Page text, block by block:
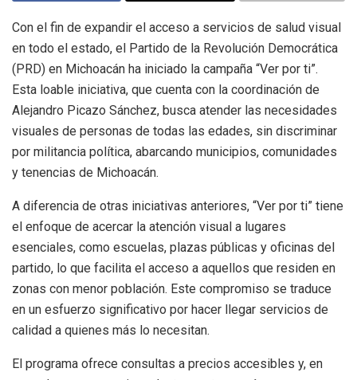
Con el fin de expandir el acceso a servicios de salud visual
en todo el estado, el Partido de la Revolución Democrática
(PRD) en Michoacán ha iniciado la campaña “Ver por ti”.
Esta loable iniciativa, que cuenta con la coordinación de
Alejandro Picazo Sánchez, busca atender las necesidades
visuales de personas de todas las edades, sin discriminar
por militancia política, abarcando municipios, comunidades
y tenencias de Michoacán.
A diferencia de otras iniciativas anteriores, “Ver por ti” tiene
el enfoque de acercar la atención visual a lugares
esenciales, como escuelas, plazas públicas y oficinas del
partido, lo que facilita el acceso a aquellos que residen en
zonas con menor población. Este compromiso se traduce
en un esfuerzo significativo por hacer llegar servicios de
calidad a quienes más lo necesitan.
El programa ofrece consultas a precios accesibles y, en